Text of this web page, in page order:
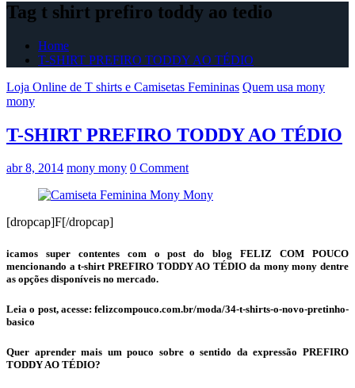
Tag t shirt prefiro toddy ao tedio
Home
T-SHIRT PREFIRO TODDY AO TÉDIO
Loja Online de T shirts e Camisetas Femininas Quem usa mony
mony
T-SHIRT PREFIRO TODDY AO TÉDIO
abr 8, 2014 mony mony 0 Comment
[dropcap]F[/dropcap]
icamos super contentes com o post do blog FELIZ COM POUCO
mencionando a t-shirt PREFIRO TODDY AO TÉDIO da mony mony dentre
as opções disponíveis no mercado.
Leia o post, acesse: felizcompouco.com.br/moda/34-t-shirts-o-novo-pretinho-
basico
Quer aprender mais um pouco sobre o sentido da expressão PREFIRO
TODDY AO TÉDIO?